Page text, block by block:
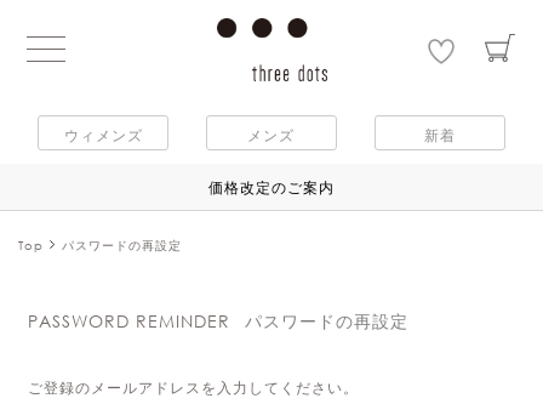
ウィメンズ メンズ 新着
価格改定のご案内
Top パスワードの再設定
PASSWORD REMINDER パスワードの再設定
ご登録のメールアドレスを入力してください。